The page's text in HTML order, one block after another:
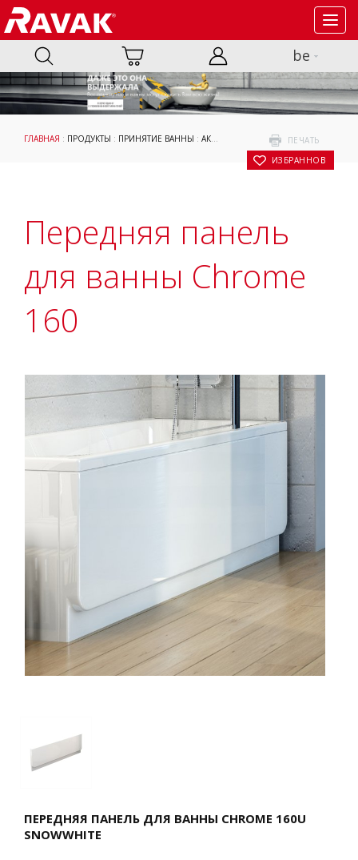
be
ПЕЧАТЬ
В ИЗБРАННОЕ
ГЛАВНАЯ : ПРОДУКТЫ : ПРИНЯТИЕ ВАННЫ : АКСЕССУАРЫ ОПОРНЫЕ
Передняя панель
для ванны Chrome
160
ПЕРЕДНЯЯ ПАНЕЛЬ ДЛЯ ВАННЫ CHROME 160U
SNOWWHITE